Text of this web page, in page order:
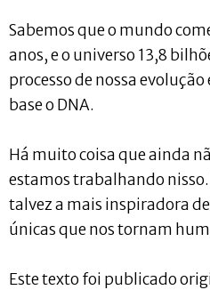
Sabemos que o mundo
anos, e o universo 13,8
processo de nossa
base o DNA.
Há muito coisa que ainda
estamos trabalhando nisso.
talvez a mais inspiradora
únicas que nos tornam
Este texto foi publicado